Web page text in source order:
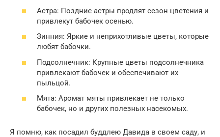
Астра: Поздние астры продлят сезон цветения и
привлекут бабочек осенью.
Зинния: Яркие и неприхотливые цветы, которые
любят бабочки.
Подсолнечник: Крупные цветы подсолнечника
привлекают бабочек и обеспечивают их
пыльцой.
Мята: Аромат мяты привлекает не только
бабочек, но и других полезных насекомых.
Я помню, как посадил буддлею Давида в своем саду, и